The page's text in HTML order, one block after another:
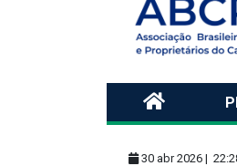
30 abr 2026 |